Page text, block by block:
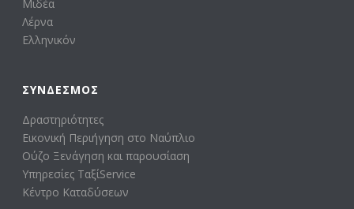
Μιδέα
Λέρνα
Ελληνικόν
ΣΎΝΔΕΣΜΟΣ
Δραστηριότητες
Εικονική Περιήγηση στο Ναύπλιο
Ούζο Ξενάγηση και παρουσίαση
Υπηρεσίες ΤαξίService
Κέντρο Καταδύσεων